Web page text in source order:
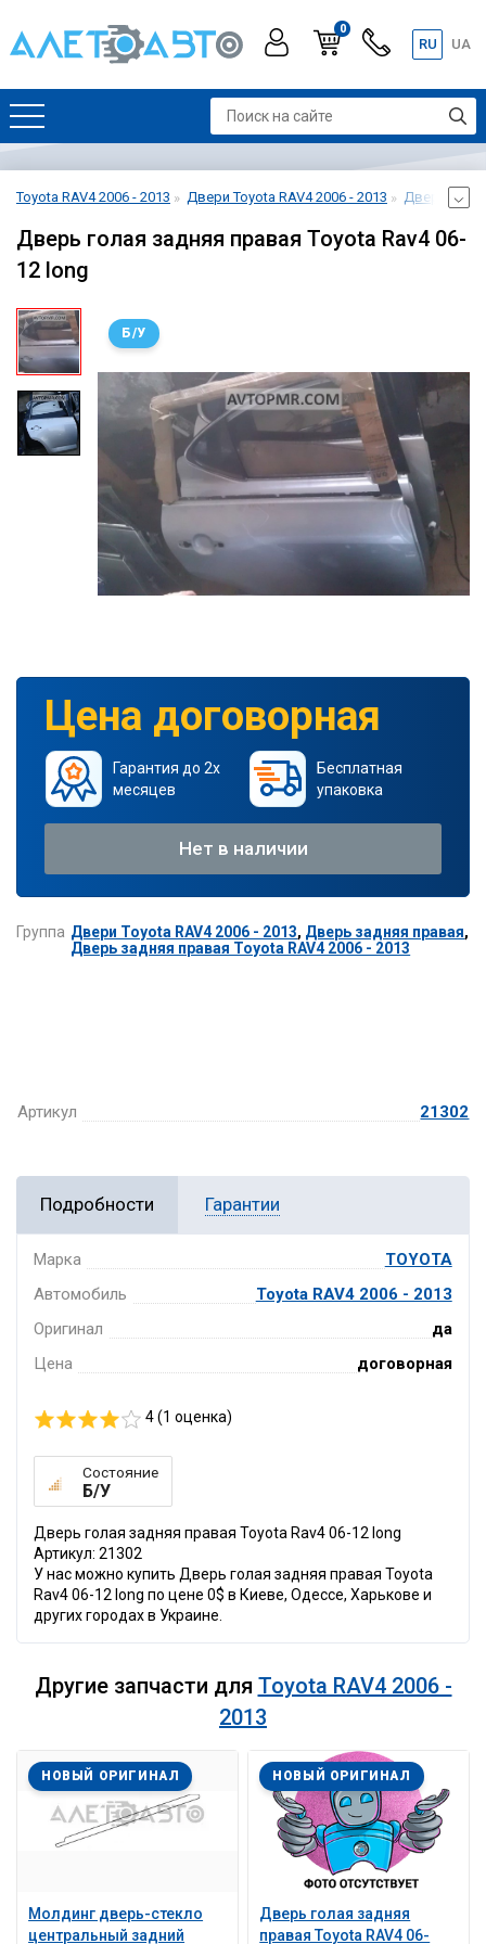
0
RU UA
Toyota RAV4 2006 - 2013 Двери Toyota RAV4 2006 - 2013 Дверь
Дверь голая задняя правая Toyota Rav4 06-
12 long
Б/У
Артикул 21302
Цена договорная
Гарантия до 2х
месяцев
Бесплатная
упаковка
Нет в наличии
Группа Двери Toyota RAV4 2006 - 2013, Дверь задняя правая,
Дверь задняя правая Toyota RAV4 2006 - 2013
Подробности Гарантии
Марка
TOYOTA
Автомобиль
Toyota RAV4 2006 - 2013
Оригинал
да
Цена
договорная
4 (1 оценка)
Состояние
Б/У
Дверь голая задняя правая Toyota Rav4 06-12 long
Артикул: 21302
У нас можно купить Дверь голая задняя правая Toyota
Rav4 06-12 long по цене 0$ в Киеве, Одессе, Харькове и
других городах в Украине.
Другие запчасти для Toyota RAV4 2006 -
2013
Молдинг дверь-стекло
центральный задний
НОВЫЙ ОРИГИНАЛ
Дверь голая задняя
правая Toyota RAV4 06-
НОВЫЙ ОРИГИНАЛ